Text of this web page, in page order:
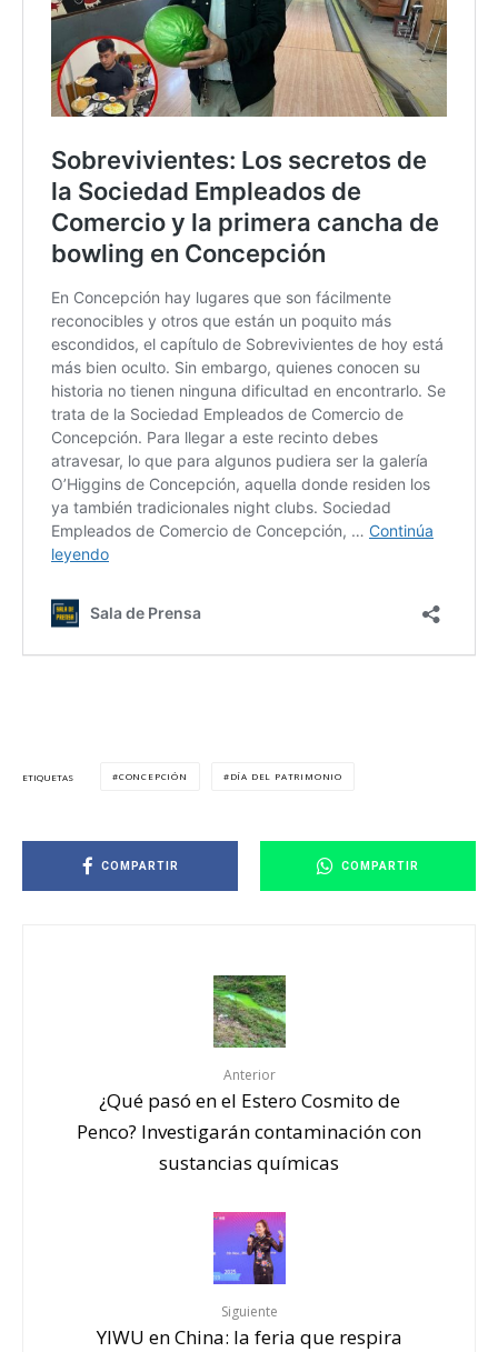
ETIQUETAS CONCEPCIÓN DÍA DEL PATRIMONIO
COMPARTIR COMPARTIR
Anterior
¿Qué pasó en el Estero Cosmito de
Penco? Investigarán contaminación con
sustancias químicas
Siguiente
YIWU en China: la feria que respira